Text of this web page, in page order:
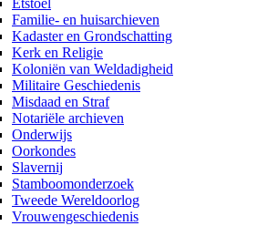
Etstoel
Familie- en huisarchieven
Kadaster en Grondschatting
Kerk en Religie
Koloniën van Weldadigheid
Militaire Geschiedenis
Misdaad en Straf
Notariële archieven
Onderwijs
Oorkondes
Slavernij
Stamboomonderzoek
Tweede Wereldoorlog
Vrouwengeschiedenis